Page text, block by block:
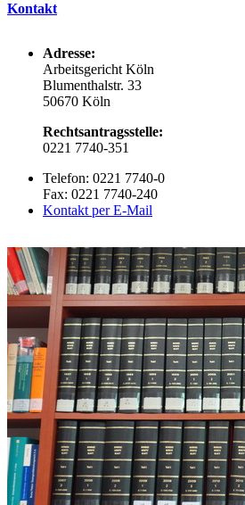
Kontakt
Adresse:
Arbeitsgericht Köln
Blumenthalstr. 33
50670 Köln
Rechtsantragsstelle:
0221 7740-351
Telefon: 0221 7740-0
Fax: 0221 7740-240
Kontakt per E-Mail